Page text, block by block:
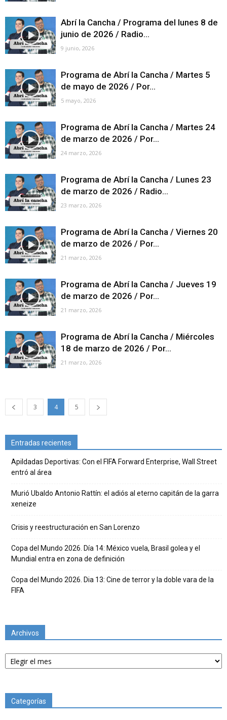
Abrí la Cancha / Programa del lunes 8 de
junio de 2026 / Radio...
9 junio, 2026
Programa de Abrí la Cancha / Martes 5
de mayo de 2026 / Por...
5 mayo, 2026
Programa de Abrí la Cancha / Martes 24
de marzo de 2026 / Por...
24 marzo, 2026
Programa de Abrí la Cancha / Lunes 23
de marzo de 2026 / Radio...
23 marzo, 2026
Programa de Abrí la Cancha / Viernes 20
de marzo de 2026 / Por...
21 marzo, 2026
Programa de Abrí la Cancha / Jueves 19
de marzo de 2026 / Por...
21 marzo, 2026
Programa de Abrí la Cancha / Miércoles
18 de marzo de 2026 / Por...
21 marzo, 2026
3 4 5
Entradas recientes
Apildadas Deportivas: Con el FIFA Forward Enterprise, Wall Street
entró al área
Murió Ubaldo Antonio Rattín: el adiós al eterno capitán de la garra
xeneize
Crisis y reestructuración en San Lorenzo
Copa del Mundo 2026. Día 14: México vuela, Brasil golea y el
Mundial entra en zona de definición
Copa del Mundo 2026. Dia 13: Cine de terror y la doble vara de la
FIFA
Archivos
Archivos
Categorías